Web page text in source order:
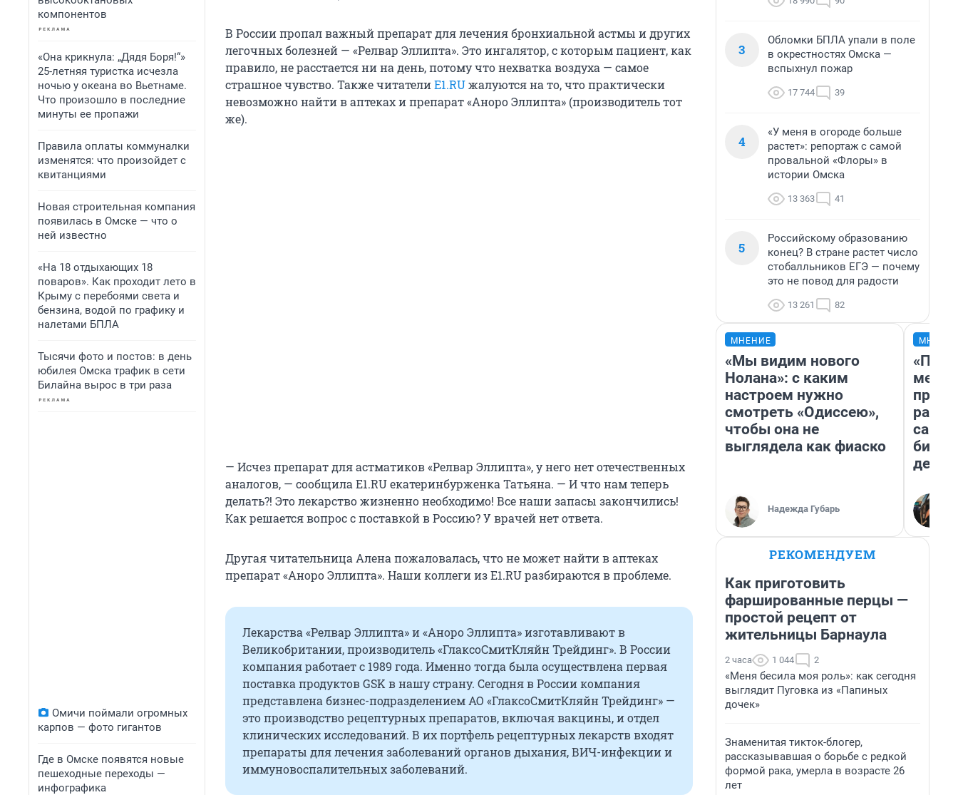
компонентов
«Она крикнула: „Дядя Боря!“»
25-летняя туристка исчезла
ночью у океана во Вьетнаме.
Что произошло в последние
минуты ее пропажи
Правила оплаты коммуналки
изменятся: что произойдет с
квитанциями
Новая строительная компания
появилась в Омске — что о
ней известно
«На 18 отдыхающих 18
поваров». Как проходит лето в
Крыму с перебоями света и
бензина, водой по графику и
налетами БПЛА
Тысячи фото и постов: в день
юбилея Омска трафик в сети
Билайна вырос в три раза
Омичи поймали огромных
карпов — фото гигантов
Где в Омске появятся новые
пешеходные переходы —
инфографика
В России пропал важный препарат для лечения бронхиальной астмы и других
легочных болезней — «Релвар Эллипта». Это ингалятор, с которым пациент, как
правило, не расстается ни на день, потому что нехватка воздуха — самое
страшное чувство. Также читателиE1.RUжалуются на то, что практически
невозможно найти в аптеках и препарат «Аноро Эллипта» (производитель тот
же).
— Исчез препарат для астматиков «Релвар Эллипта», у него нет отечественных
аналогов, — сообщила E1.RU екатеринбурженка Татьяна. — И что нам теперь
делать?! Это лекарство жизненно необходимо! Все наши запасы закончились!
Как решается вопрос с поставкой в Россию? У врачей нет ответа.
Другая читательница Алена пожаловалась, что не может найти в аптеках
препарат «Аноро Эллипта». Наши коллеги из E1.RU разбираются в проблеме.
Лекарства «Релвар Эллипта» и «Аноро Эллипта» изготавливают в
Великобритании, производитель «ГлаксоСмитКляйн Трейдинг». В России
компания работает с 1989 года. Именно тогда была осуществлена первая
поставка продуктов GSK в нашу страну. Сегодня в России компания
представлена бизнес-подразделением АО «ГлаксоСмитКляйн Трейдинг» —
это производство рецептурных препаратов, включая вакцины, и отдел
клинических исследований. В их портфель рецептурных лекарств входят
препараты для лечения заболеваний органов дыхания, ВИЧ-инфекции и
иммуновоспалительных заболеваний.
3
Обломки БПЛА упали в поле
в окрестностях Омска —
вспыхнул пожар
17 744 39
4
«У меня в огороде больше
растет»: репортаж с самой
провальной «Флоры» в
истории Омска
13 363 41
5
Российскому образованию
конец? В стране растет число
стобалльников ЕГЭ — почему
это не повод для радости
13 261 82
МНЕНИЕ
«Мы видим нового
Нолана»: с каким
настроем нужно
смотреть «Одиссею»,
чтобы она не
выглядела как фиаско
Надежда Губарь
РЕКОМЕНДУЕМ
Как приготовить
фаршированные перцы —
простой рецепт от
жительницы Барнаула
2 часа 1 044 2
«Меня бесила моя роль»: как сегодня
выглядит Пуговка из «Папиных
дочек»
Знаменитая тикток-блогер,
рассказывавшая о борьбе с редкой
формой рака, умерла в возрасте 26
лет